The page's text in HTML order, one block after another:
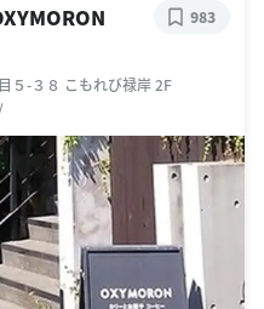
５-３８ こもれび禄岸 2F
983